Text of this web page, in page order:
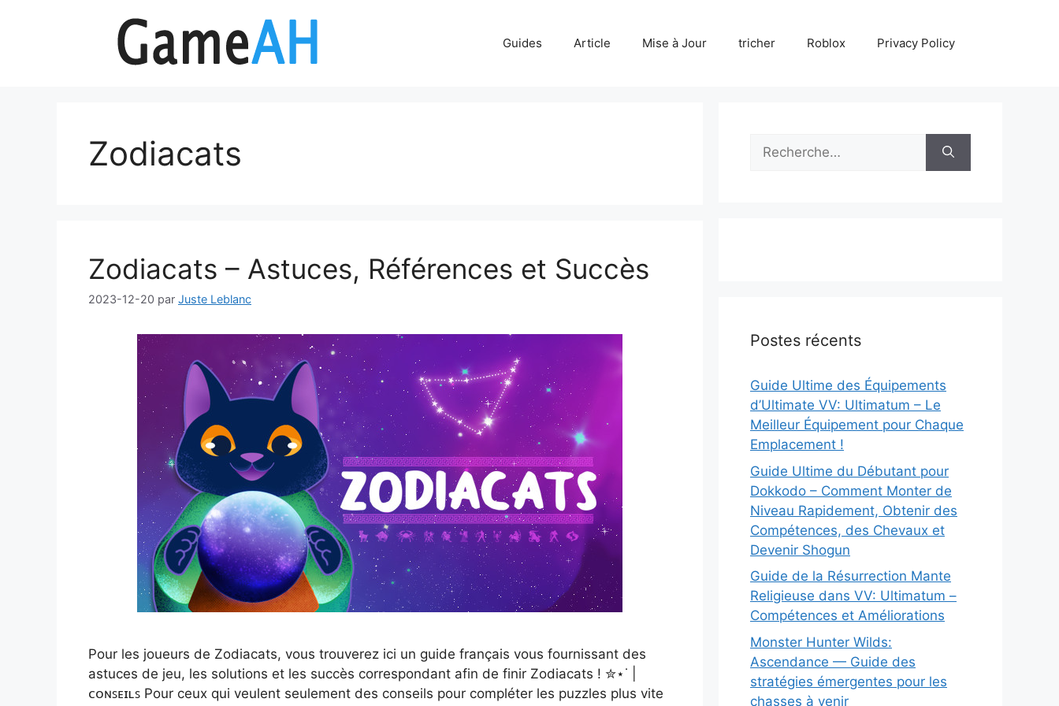
Guides Article Mise à Jour tricher Roblox Privacy Policy
Zodiacats
Zodiacats – Astuces, Références et Succès
2023-12-20 par Juste Leblanc
Pour les joueurs de Zodiacats, vous trouverez ici un guide français vous fournissant des
astuces de jeu, les solutions et les succès correspondant afin de finir Zodiacats ! ✮⋆˙ |
ᴄᴏɴꜱᴇɪʟꜱ Pour ceux qui veulent seulement des conseils pour compléter les puzzles plus vite
Rechercher :
Postes récents
Guide Ultime des Équipements
d’Ultimate VV: Ultimatum – Le
Meilleur Équipement pour Chaque
Emplacement !
Guide Ultime du Débutant pour
Dokkodo – Comment Monter de
Niveau Rapidement, Obtenir des
Compétences, des Chevaux et
Devenir Shogun
Guide de la Résurrection Mante
Religieuse dans VV: Ultimatum –
Compétences et Améliorations
Monster Hunter Wilds:
Ascendance — Guide des
stratégies émergentes pour les
chasses à venir